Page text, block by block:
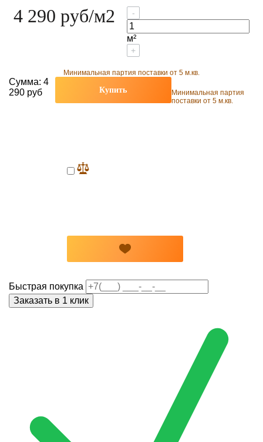
4 290 руб/м2 -
м²
+
Минимальная партия поставки от 5 м.кв.
Сумма: 4
290 руб
Купить
Минимальная партия
поставки от 5 м.кв.
Быстрая покупка